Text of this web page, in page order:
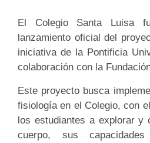
El Colegio Santa Luisa
lanzamiento oficial del
iniciativa de la Pontificia
colaboración con la
Este proyecto busca
fisiología en el Colegio, con
los estudiantes a explorar y
cuerpo, sus